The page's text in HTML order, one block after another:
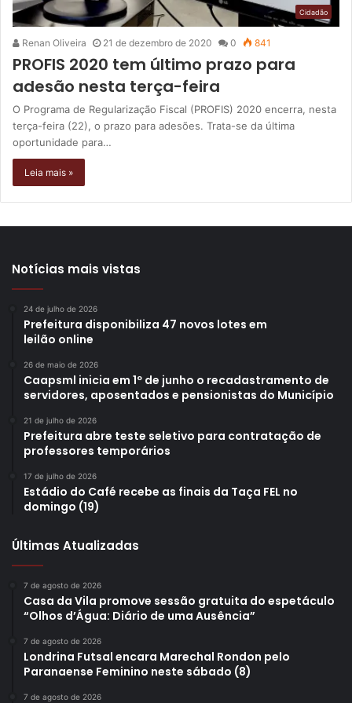
Cidadão
Renan Oliveira 21 de dezembro de 2020 0 841
PROFIS 2020 tem último prazo para
adesão nesta terça-feira
O Programa de Regularização Fiscal (PROFIS) 2020 encerra, nesta
terça-feira (22), o prazo para adesões. Trata-se da última
oportunidade para…
Leia mais »
Notícias mais vistas
24 de julho de 2026
Prefeitura disponibiliza 47 novos lotes em
leilão online
26 de maio de 2026
Caapsml inicia em 1º de junho o recadastramento de
servidores, aposentados e pensionistas do Município
21 de julho de 2026
Prefeitura abre teste seletivo para contratação de
professores temporários
17 de julho de 2026
Estádio do Café recebe as finais da Taça FEL no
domingo (19)
Últimas Atualizadas
7 de agosto de 2026
Casa da Vila promove sessão gratuita do espetáculo
“Olhos d’Água: Diário de uma Ausência”
7 de agosto de 2026
Londrina Futsal encara Marechal Rondon pelo
Paranaense Feminino neste sábado (8)
7 de agosto de 2026